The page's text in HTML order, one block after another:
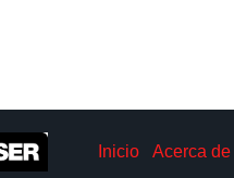
Inicio Acerca de